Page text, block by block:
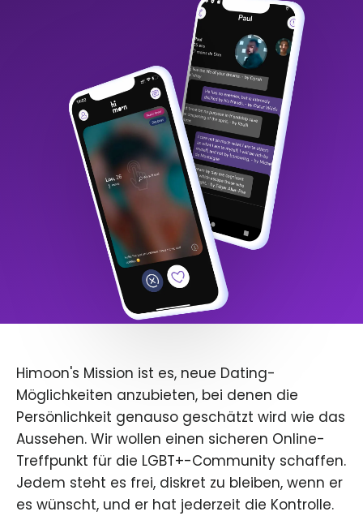
Himoon's Mission ist es, neue Dating-
Möglichkeiten anzubieten, bei denen die
Persönlichkeit genauso geschätzt wird wie das
Aussehen. Wir wollen einen sicheren Online-
Treffpunkt für die LGBT+-Community schaffen.
Jedem steht es frei, diskret zu bleiben, wenn er
es wünscht, und er hat jederzeit die Kontrolle.